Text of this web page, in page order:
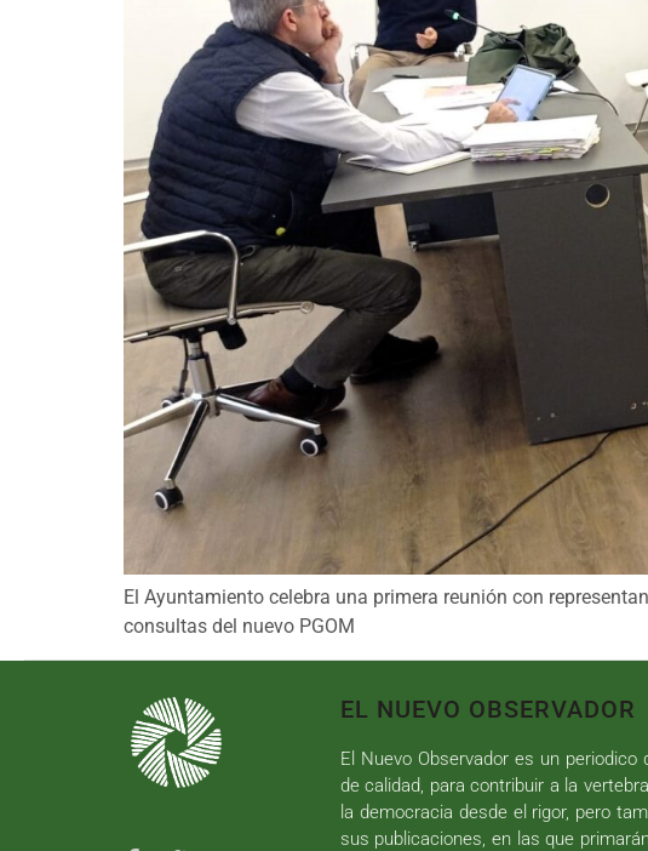
El Ayuntamiento celebra una primera reunión con
consultas del nuevo PGOM
EL NUEVO OBSERVADOR
El Nuevo Observador es un
de calidad, para contribuir a la
la democracia desde el rigor, pero
sus publicaciones, en las que